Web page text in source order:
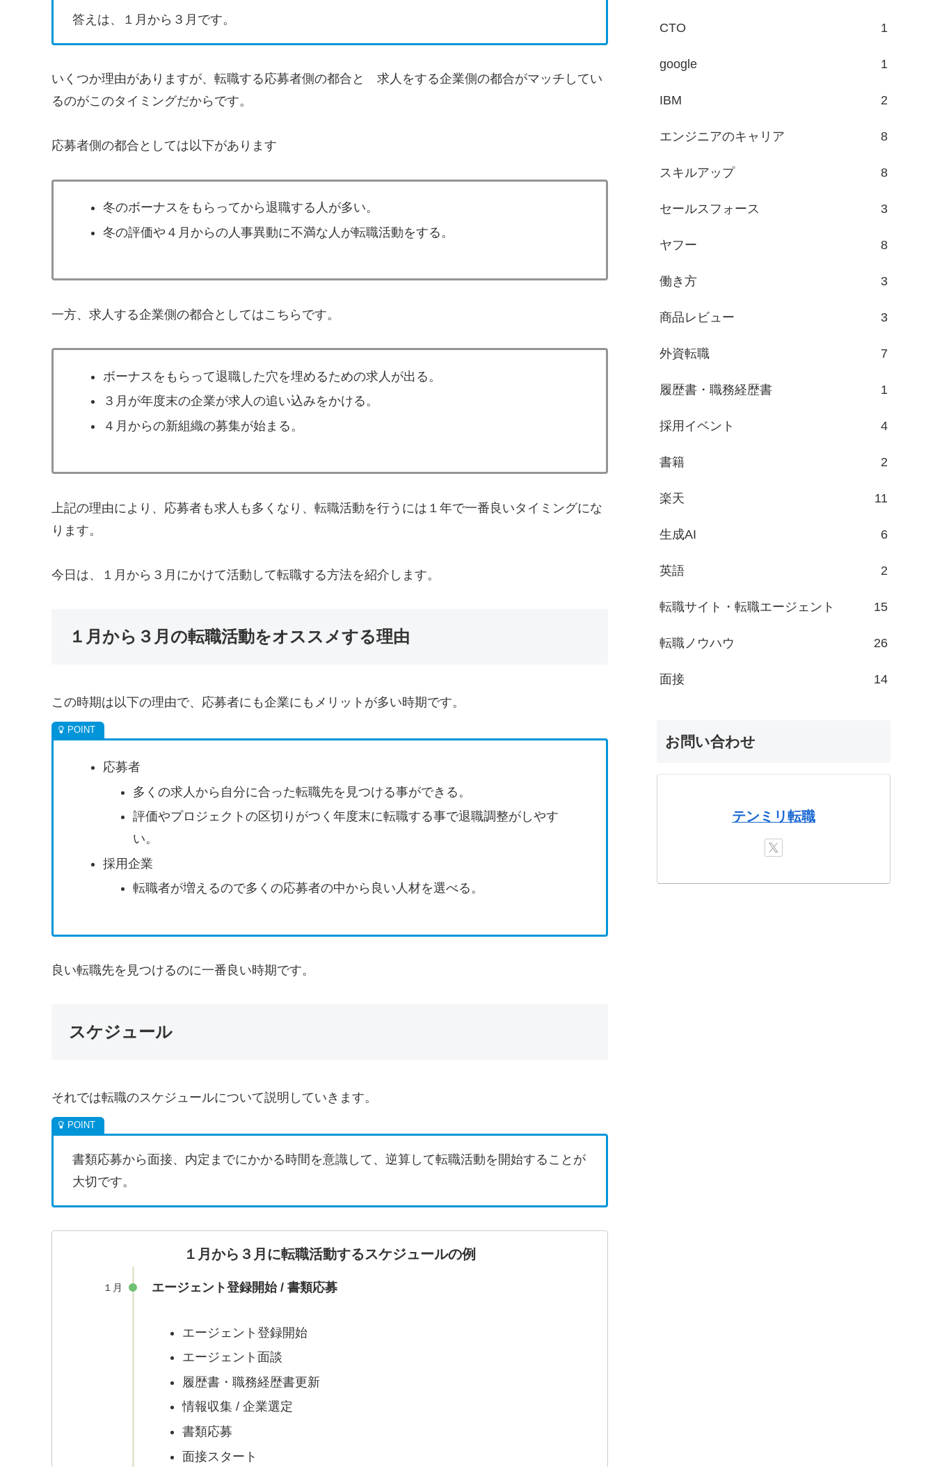
答えは、１月から３月です。
いくつか理由がありますが、転職する応募者側の都合と 求人をする企業側の都合がマッチしてい
るのがこのタイミングだからです。
応募者側の都合としては以下があります
冬のボーナスをもらってから退職する人が多い。
冬の評価や４月からの人事異動に不満な人が転職活動をする。
一方、求人する企業側の都合としてはこちらです。
ボーナスをもらって退職した穴を埋めるための求人が出る。
３月が年度末の企業が求人の追い込みをかける。
４月からの新組織の募集が始まる。
上記の理由により、応募者も求人も多くなり、転職活動を行うには１年で一番良いタイミングにな
ります。
今日は、１月から３月にかけて活動して転職する方法を紹介します。
１月から３月の転職活動をオススメする理由
この時期は以下の理由で、応募者にも企業にもメリットが多い時期です。
応募者
多くの求人から自分に合った転職先を見つける事ができる。
評価やプロジェクトの区切りがつく年度末に転職する事で退職調整がしやす
い。
採用企業
転職者が増えるので多くの応募者の中から良い人材を選べる。
良い転職先を見つけるのに一番良い時期です。
スケジュール
それでは転職のスケジュールについて説明していきます。
書類応募から面接、内定までにかかる時間を意識して、逆算して転職活動を開始することが
大切です。
１月から３月に転職活動するスケジュールの例
１月 エージェント登録開始 / 書類応募
エージェント登録開始
エージェント面談
履歴書・職務経歴書更新
情報収集 / 企業選定
書類応募
面接スタート
CTO 1
google 1
IBM 2
エンジニアのキャリア 8
スキルアップ 8
セールスフォース 3
ヤフー 8
働き方 3
商品レビュー 3
外資転職 7
履歴書・職務経歴書 1
採用イベント 4
書籍 2
楽天 11
生成AI 6
英語 2
転職サイト・転職エージェント 15
転職ノウハウ 26
面接 14
お問い合わせ
テンミリ転職